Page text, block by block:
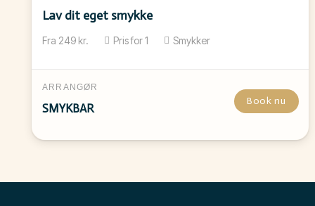
Lav dit eget smykke
Fra 249 kr. Pris for1 Smykker
ARRANGØR
SMYKBAR
Book nu